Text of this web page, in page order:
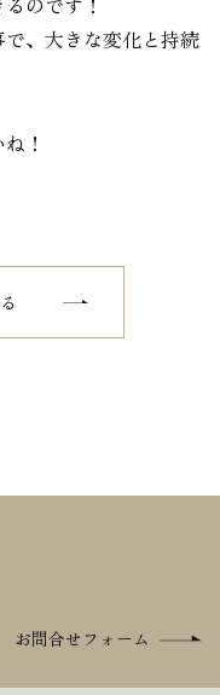
、大きな変化と持続
！
お問合せフォーム